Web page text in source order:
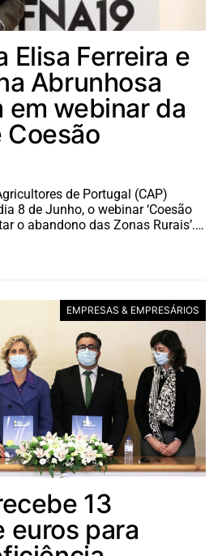
Elisa Ferreira e
Abrunhosa
webinar da
Coesão
de Portugal (CAP)
8 de Junho, o webinar ‘Coesão
o abandono das Zonas Rurais’.…
EMPRESAS & EMPRESÁRIOS
13
euros para